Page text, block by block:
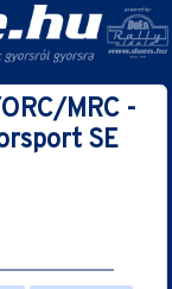
MRC -
SE